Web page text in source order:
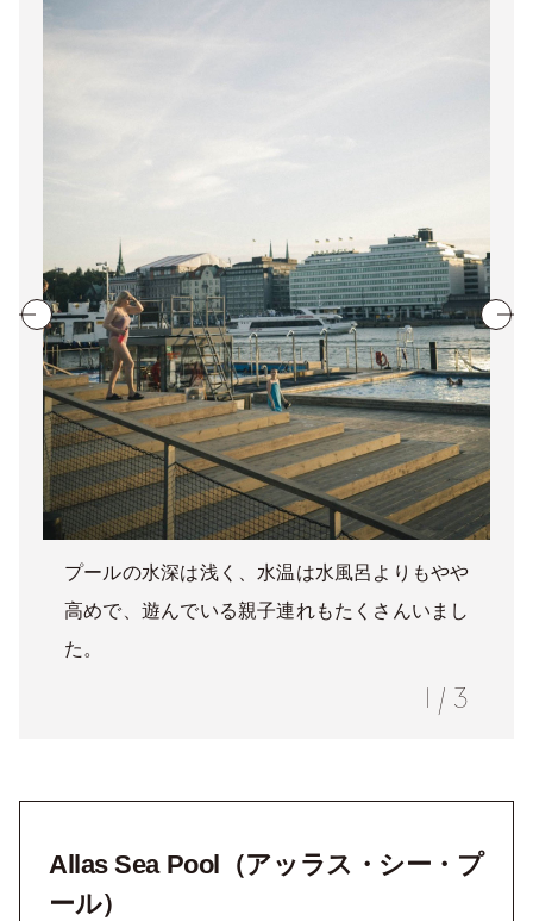
プールの水深は浅く、水温は水風呂よりもやや
高めで、遊んでいる親子連れもたくさんいまし
た。
1 / 3
Allas Sea Pool（アッラス・シー・プ
ール）